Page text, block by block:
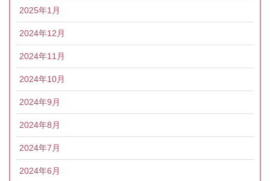
2025年1月
2024年12月
2024年11月
2024年10月
2024年9月
2024年8月
2024年7月
2024年6月